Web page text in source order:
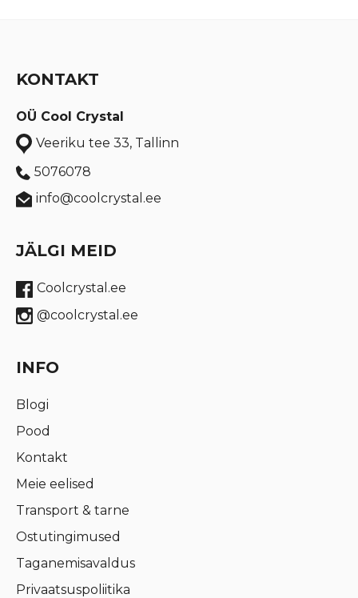
KONTAKT
OÜ Cool Crystal
Veeriku tee 33, Tallinn
5076078
info@coolcrystal.ee
JÄLGI MEID
Coolcrystal.ee
@coolcrystal.ee
INFO
Blogi
Pood
Kontakt
Meie eelised
Transport & tarne
Ostutingimused
Taganemisavaldus
Privaatsuspoliitika